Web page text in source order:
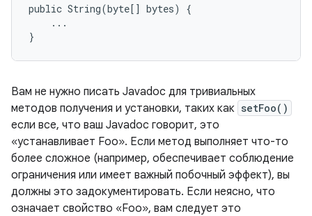
public String(byte[] bytes)
{
...
}
Вам не нужно писать Javadoc для тривиальных
методов получения и установки, таких как setFoo()
если все, что ваш Javadoc говорит, это
«устанавливает Foo». Если метод выполняет что-то
более сложное (например, обеспечивает соблюдение
ограничения или имеет важный побочный эффект), вы
должны это задокументировать. Если неясно, что
означает свойство «Foo», вам следует это